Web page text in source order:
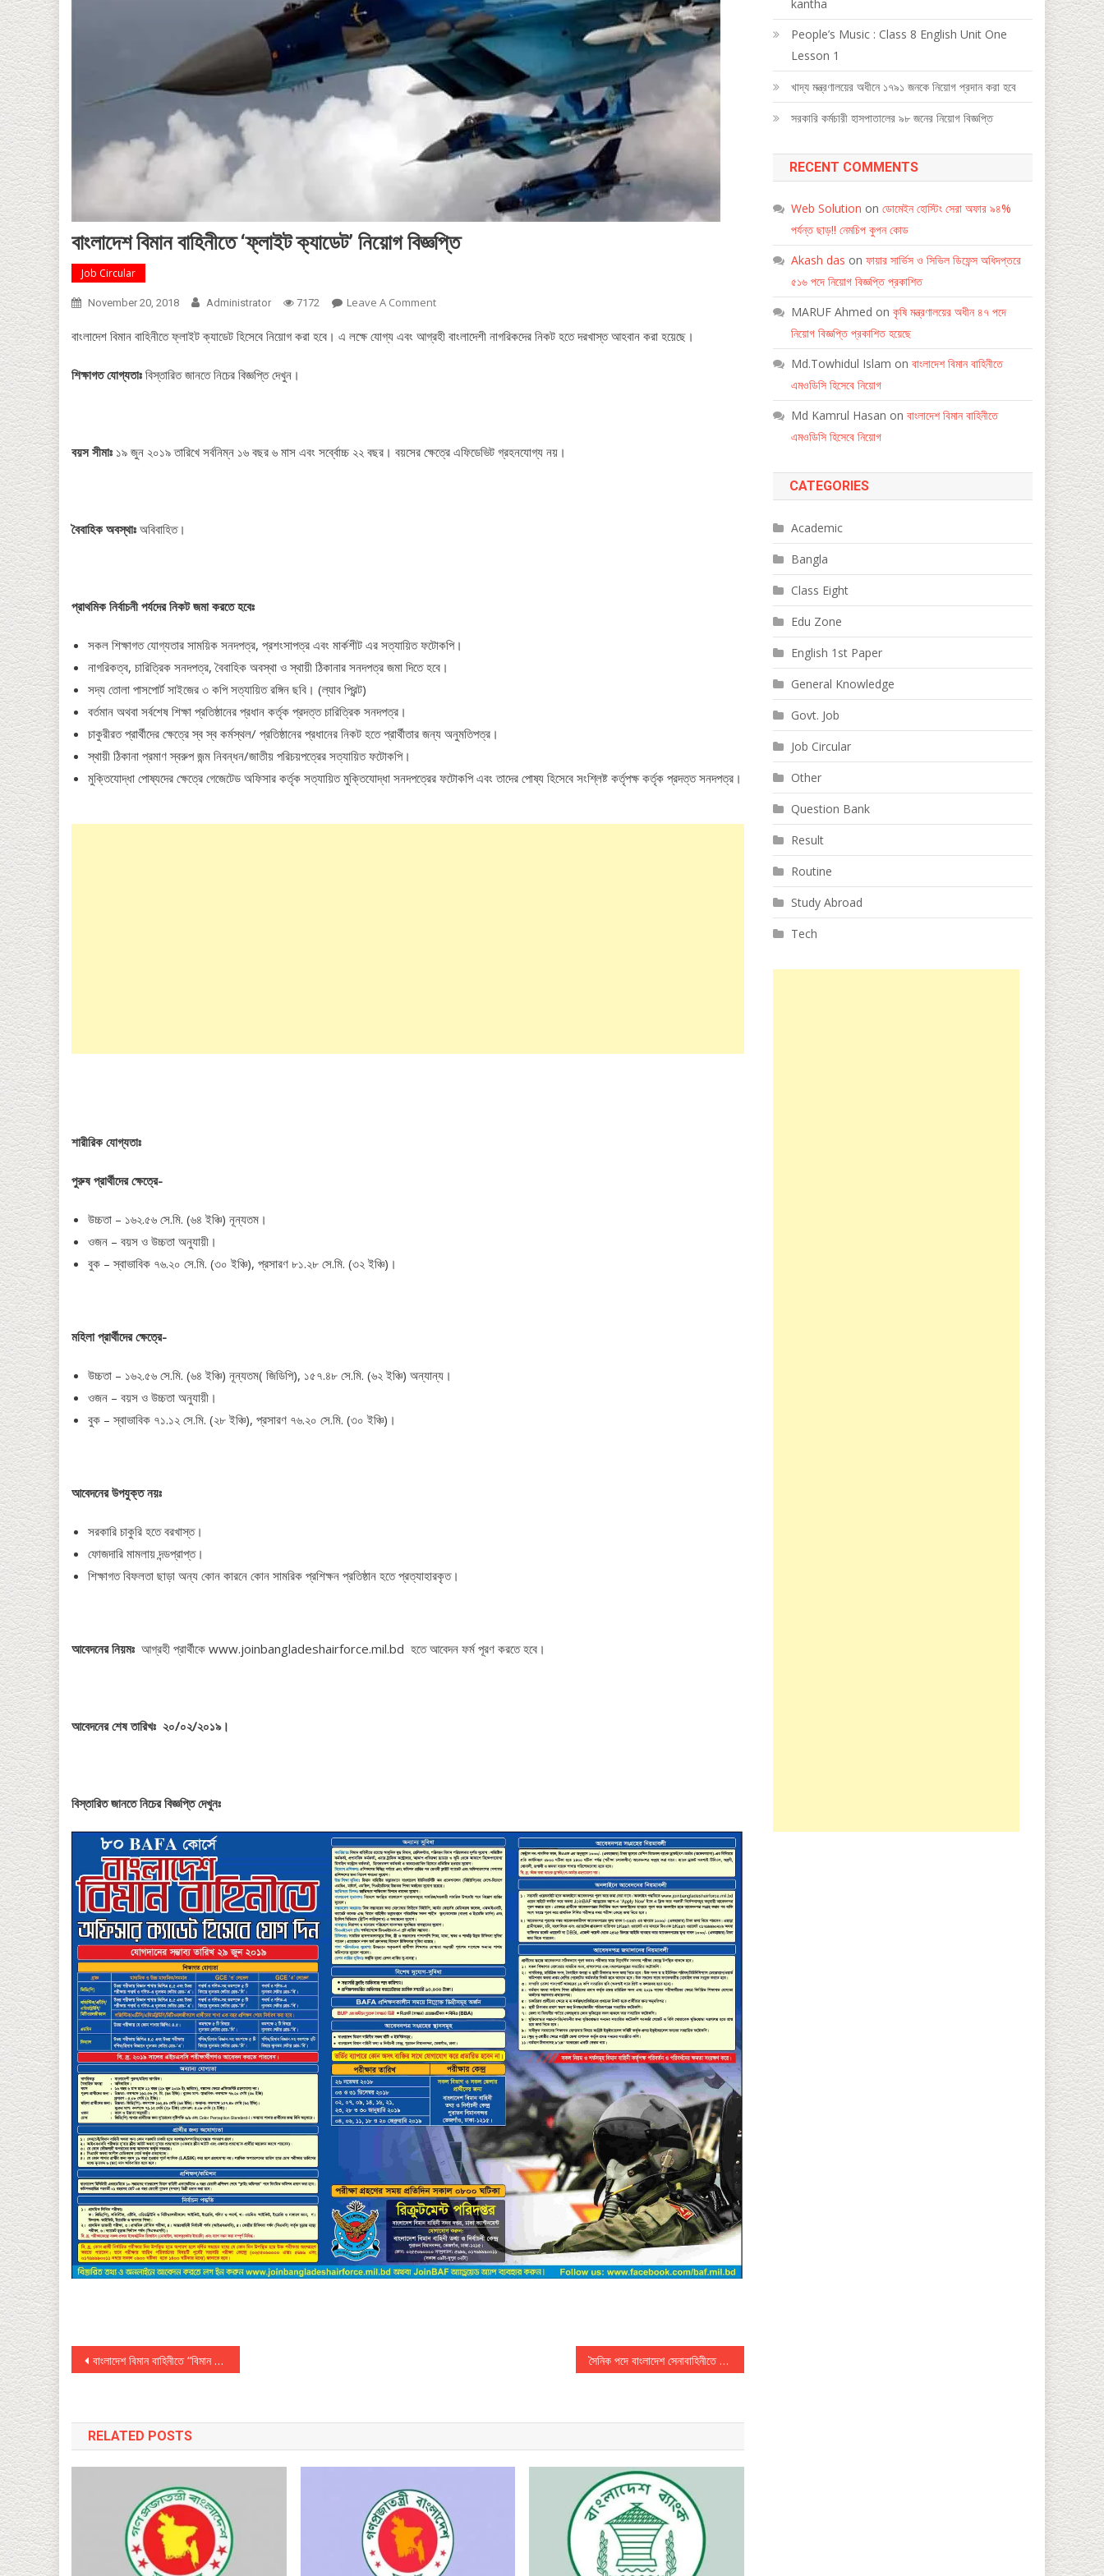
বাংলাদেশ বিমান বাহিনীতে ‘ফ্লাইট ক্যাডেট’ নিয়োগ বিজ্ঞপ্তি
Job Circular
November 20, 2018 Administrator 7172 Leave A CommentOn
বিমান
বাংলাদেশ বিমান বাহিনীতে ফ্লাইট ক্যাডেট হিসেবে নিয়োগ করা হবে। এ লক্ষে যোগ্য এবং আগ্রহী বাংলাদেশী নাগরিকদের নিকট হতে দরখাস্ত আহবান করা হয়েছে।
শিক্ষাগত যোগ্যতাঃ বিস্তারিত জানতে নিচের বিজ্ঞপ্তি দেখুন।
বয়স সীমাঃ ১৯ জুন ২০১৯ তারিখে সর্বনিম্ন ১৬ বছর ৬ মাস এবং সর্ব্বোচ্চ ২২ বছর। বয়সের ক্ষেত্রে এফিডেভিট গ্রহনযোগ্য নয়।
বৈবাহিক অবস্থাঃ অবিবাহিত।
প্রাথমিক নির্বাচনী পর্যদের নিকট জমা করতে হবেঃ
সকল শিক্ষাগত যোগ্যতার সাময়িক সনদপত্র, প্রশংসাপত্র এবং মার্কশীট এর সত্যায়িত ফটোকপি।
নাগরিকত্ব, চারিত্রিক সনদপত্র, বৈবাহিক অবস্থা ও স্থায়ী ঠিকানার সনদপত্র জমা দিতে হবে।
সদ্য তোলা পাসপোর্ট সাইজের ৩ কপি সত্যায়িত রঙ্গিন ছবি। (ল্যাব প্রিন্ট)
বর্তমান অথবা সর্বশেষ শিক্ষা প্রতিষ্ঠানের প্রধান কর্তৃক প্রদত্ত চারিত্রিক সনদপত্র।
চাকুরীরত প্রার্থীদের ক্ষেত্রে স্ব স্ব কর্মস্থল/ প্রতিষ্ঠানের প্রধানের নিকট হতে প্রার্থীতার জন্য অনুমতিপত্র।
স্থায়ী ঠিকানা প্রমাণ স্বরুপ জন্ম নিবন্ধন/জাতীয় পরিচয়পত্রের সত্যায়িত ফটোকপি।
মুক্তিযোদ্ধা পোষ্যদের ক্ষেত্রে গেজেটেড অফিসার কর্তৃক সত্যায়িত মুক্তিযোদ্ধা সনদপত্রের ফটোকপি এবং তাদের পোষ্য হিসেবে সংশ্লিষ্ট কর্তৃপক্ষ কর্তৃক প্রদত্ত সনদপত্র।
শারীরিক যোগ্যতাঃ
পুরুষ প্রার্থীদের ক্ষেত্রে-
উচ্চতা – ১৬২.৫৬ সে.মি. (৬৪ ইঞ্চি) নূন্যতম।
ওজন – বয়স ও উচ্চতা অনুযায়ী।
বুক – স্বাভাবিক ৭৬.২০ সে.মি. (৩০ ইঞ্চি), প্রসারণ ৮১.২৮ সে.মি. (৩২ ইঞ্চি)।
মহিলা প্রার্থীদের ক্ষেত্রে-
উচ্চতা – ১৬২.৫৬ সে.মি. (৬৪ ইঞ্চি) নূন্যতম( জিডিপি), ১৫৭.৪৮ সে.মি. (৬২ ইঞ্চি) অন্যান্য।
ওজন – বয়স ও উচ্চতা অনুযায়ী।
বুক – স্বাভাবিক ৭১.১২ সে.মি. (২৮ ইঞ্চি), প্রসারণ ৭৬.২০ সে.মি. (৩০ ইঞ্চি)।
আবেদনের উপযুক্ত নয়ঃ
সরকারি চাকুরি হতে বরখাস্ত।
ফোজদারি মামলায় দন্ডপ্রাপ্ত।
শিক্ষাগত বিফলতা ছাড়া অন্য কোন কারনে কোন সামরিক প্রশিক্ষন প্রতিষ্ঠান হতে প্রত্যাহারকৃত।
আবেদনের নিয়মঃ আগ্রহী প্রার্থীকে www.joinbangladeshairforce.mil.bd হতে আবেদন ফর্ম পূরণ করতে হবে।
আবেদনের শেষ তারিখঃ ২০/০২/২০১৯।
বিস্তারিত জানতে নিচের বিজ্ঞপ্তি দেখুনঃ
Post
বাংলাদেশ বিমান বাহিনীতে “বিমান সেনা” পদে নিয়োগ বিজ্ঞপ্তি প্রকাশিত সৈনিক পদে বাংলাদেশ সেনাবাহিনীতে নিয়োগ বিজ্ঞপ্তি প্রকাশিত
RELATED POSTS
kantha
People’s Music : Class 8 English Unit One
Lesson 1
খাদ্য মন্ত্রণালয়ের অধীনে ১৭৯১ জনকে নিয়োগ প্রদান করা হবে
সরকারি কর্মচারী হাসপাতালের ৯৮ জনের নিয়োগ বিজ্ঞপ্তি
RECENT COMMENTS
Web Solution onডোমেইন হোস্টিং সেরা অফার ৯৪%
পর্যন্ত ছাড়!! নেমচিপ কুপন কোড
Akash das onফায়ার সার্ভিস ও সিভিল ডিফেন্স অধিদপ্তরে
৫১৬ পদে নিয়োগ বিজ্ঞপ্তি প্রকাশিত
MARUF Ahmed onকৃষি মন্ত্রণালয়ের অধীন ৪৭ পদে
নিয়োগ বিজ্ঞপ্তি প্রকাশিত হয়েছে
Md.Towhidul Islam onবাংলাদেশ বিমান বাহিনীতে
এমওডিসি হিসেবে নিয়োগ
Md Kamrul Hasan onবাংলাদেশ বিমান বাহিনীতে
এমওডিসি হিসেবে নিয়োগ
CATEGORIES
Academic
Bangla
Class Eight
Edu Zone
English 1st Paper
General Knowledge
Govt. Job
Job Circular
Other
Question Bank
Result
Routine
Study Abroad
Tech